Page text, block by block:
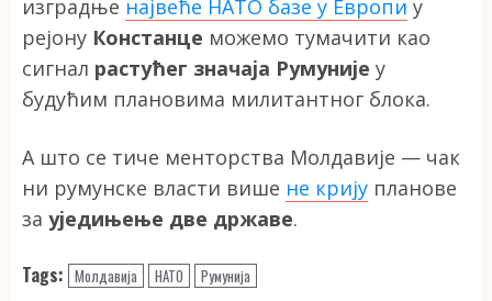
изградње највеће НАТО базе у Европи у
рејону Констанце можемо тумачити као
сигнал растућег значаја Румуније у
будућим плановима милитантног блока.
А што се тиче менторства Молдавије — чак
ни румунске власти више не крију планове
за уједињење две државе.
Tags: Молдавија НАТО Румунија